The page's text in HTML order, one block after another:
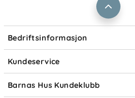
Bedriftsinformasjon
Størrelsesguider
Kundeservice
Ofte stilte spørsmål
Om Klarna
Barnas Hus Kundeklubb
Medlemsvilkår